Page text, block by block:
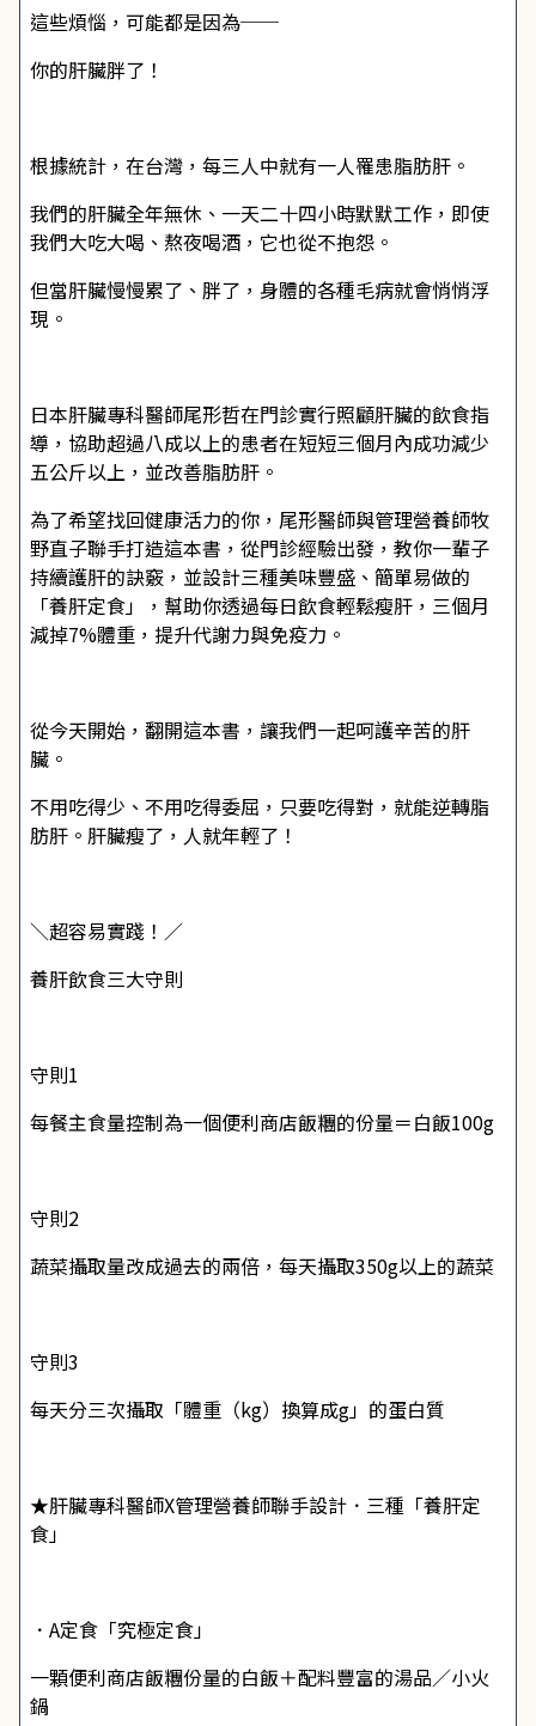
這些煩惱，可能都是因為──
你的肝臟胖了！
根據統計，在台灣，每三人中就有一人罹患脂肪肝。
我們的肝臟全年無休、一天二十四小時默默工作，即使
我們大吃大喝、熬夜喝酒，它也從不抱怨。
但當肝臟慢慢累了、胖了，身體的各種毛病就會悄悄浮
現。
日本肝臟專科醫師尾形哲在門診實行照顧肝臟的飲食指
導，協助超過八成以上的患者在短短三個月內成功減少
五公斤以上，並改善脂肪肝。
為了希望找回健康活力的你，尾形醫師與管理營養師牧
野直子聯手打造這本書，從門診經驗出發，教你一輩子
持續護肝的訣竅，並設計三種美味豐盛、簡單易做的
「養肝定食」，幫助你透過每日飲食輕鬆瘦肝，三個月
減掉7%體重，提升代謝力與免疫力。
從今天開始，翻開這本書，讓我們一起呵護辛苦的肝
臟。
不用吃得少、不用吃得委屈，只要吃得對，就能逆轉脂
肪肝。肝臟瘦了，人就年輕了！
＼超容易實踐！／
養肝飲食三大守則
守則1
每餐主食量控制為一個便利商店飯糰的份量＝白飯100g
守則2
蔬菜攝取量改成過去的兩倍，每天攝取350g以上的蔬菜
守則3
每天分三次攝取「體重（kg）換算成g」的蛋白質
★肝臟專科醫師X管理營養師聯手設計．三種「養肝定
食」
．A定食「究極定食」
一顆便利商店飯糰份量的白飯＋配料豐富的湯品／小火
鍋